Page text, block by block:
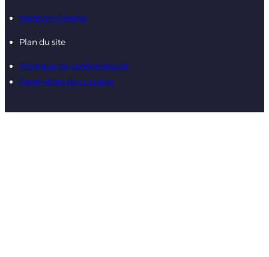
Mentions légales
Plan du site
Politique de confidentialité
Paramètres des cookies